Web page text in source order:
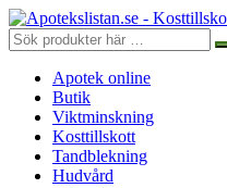
Apotek online
Butik
Viktminskning
Kosttillskott
Tandblekning
Hudvård